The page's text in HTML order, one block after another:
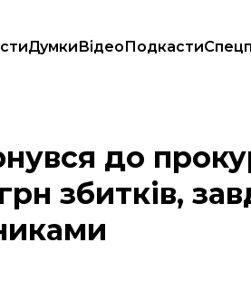
ДумкиВідеоПодкасти
млрд грн збитків, завданих колишніми
до
збитків,